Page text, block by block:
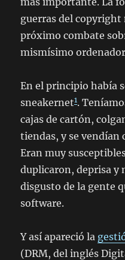
guerras del copyright
próximo combate
mismísimo
En el principio había
sneakernet1.
cajas de cartón,
tiendas, y se vendían
Eran muy
duplicaron, deprisa y
disgusto de la gente
software.
Y así apareció la
(DRM, del inglés